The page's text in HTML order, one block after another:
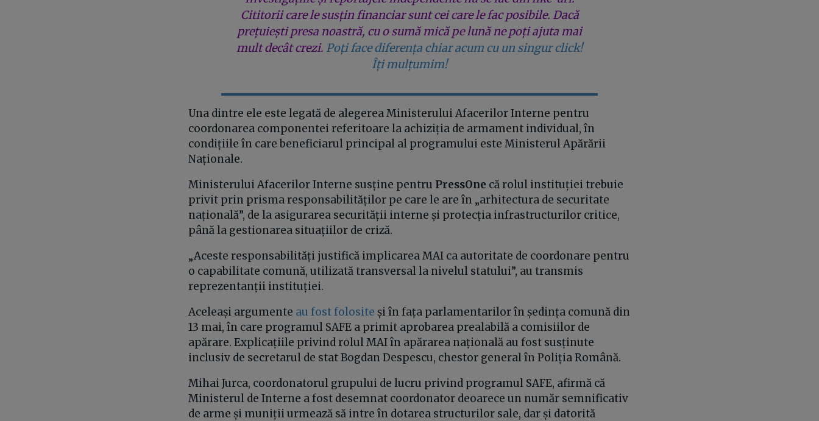
Cititorii care le susțin financiar sunt cei care le fac posibile. Dacă
prețuiești presa noastră, cu o sumă mică pe lună ne poți ajuta mai
mult decât crezi. Poți face diferența chiar acum cu un singur click!
Îți mulțumim!
Una dintre ele este legată de alegerea Ministerului Afacerilor Interne pentru
coordonarea componentei referitoare la achiziția de armament individual, în
condițiile în care beneficiarul principal al programului este Ministerul Apărării
Naționale.
Ministerului Afacerilor Interne susține pentru PressOne că rolul instituției trebuie
privit prin prisma responsabilităților pe care le are în „arhitectura de securitate
națională”, de la asigurarea securității interne și protecția infrastructurilor critice,
până la gestionarea situațiilor de criză.
„Aceste responsabilități justifică implicarea MAI ca autoritate de coordonare pentru
o capabilitate comună, utilizată transversal la nivelul statului”, au transmis
reprezentanții instituției.
Aceleași argumente au fost folosite și în fața parlamentarilor în ședința comună din
13 mai, în care programul SAFE a primit aprobarea prealabilă a comisiilor de
apărare. Explicațiile privind rolul MAI în apărarea națională au fost susținute
inclusiv de secretarul de stat Bogdan Despescu, chestor general în Poliția Română.
Mihai Jurca, coordonatorul grupului de lucru privind programul SAFE, afirmă că
Ministerul de Interne a fost desemnat coordonator deoarece un număr semnificativ
de arme și muniții urmează să intre în dotarea structurilor sale, dar și datorită